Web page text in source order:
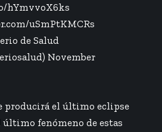
hYmvvoX6ks
uSmPtKMCRs
de Salud
November
producirá el último eclipse
último fenómeno de estas